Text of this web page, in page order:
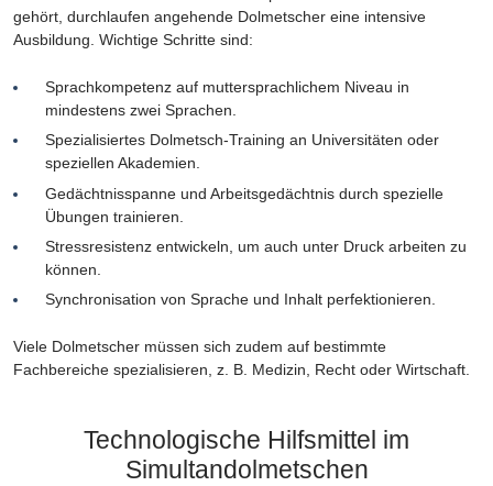
gehört, durchlaufen angehende Dolmetscher eine intensive
Ausbildung. Wichtige Schritte sind:
Sprachkompetenz auf muttersprachlichem Niveau in
mindestens zwei Sprachen.
Spezialisiertes Dolmetsch-Training an Universitäten oder
speziellen Akademien.
Gedächtnisspanne und Arbeitsgedächtnis durch spezielle
Übungen trainieren.
Stressresistenz entwickeln, um auch unter Druck arbeiten zu
können.
Synchronisation von Sprache und Inhalt perfektionieren.
Viele Dolmetscher müssen sich zudem auf bestimmte
Fachbereiche spezialisieren, z. B. Medizin, Recht oder Wirtschaft.
Technologische Hilfsmittel im
Simultandolmetschen